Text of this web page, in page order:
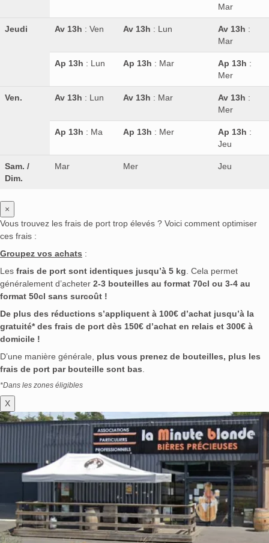
Mar
Jeudi Av 13h : Ven Av 13h : Lun Av 13h :
Mar
Ap 13h : Lun Ap 13h : Mar Ap 13h :
Mer
Ven. Av 13h : Lun Av 13h : Mar Av 13h :
Mer
Ap 13h : Ma Ap 13h : Mer Ap 13h :
Jeu
Sam. /
Dim.
Mar Mer Jeu
×
Vous trouvez les frais de port trop élevés ? Voici comment optimiser
ces frais :
Groupez vos achats :
Les frais de port sont identiques jusqu’à 5 kg . Cela permet
généralement d’acheter 2-3 bouteilles au format 70cl ou 3-4 au
format 50cl sans surcoût !
De plus des réductions s’appliquent à 100€ d’achat jusqu’à la
gratuité* des frais de port dès 150€ d’achat en relais et 300€ à
domicile !
D’une manière générale, plus vous prenez de bouteilles, plus les
frais de port par bouteille sont bas
*Dans les zones éligibles
X